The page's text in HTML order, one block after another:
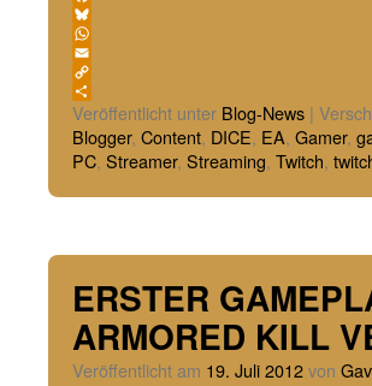
Facebook
Bluesky
WhatsApp
Email
Copy
Link
Teilen
Veröffentlicht unter Blog-News |
Blogger, Content, DICE, EA, Gamer,
PC, Streamer, Streaming, Twitch,
ERSTER
ARMORED KILL
Veröffentlicht am 19. Juli 2012von